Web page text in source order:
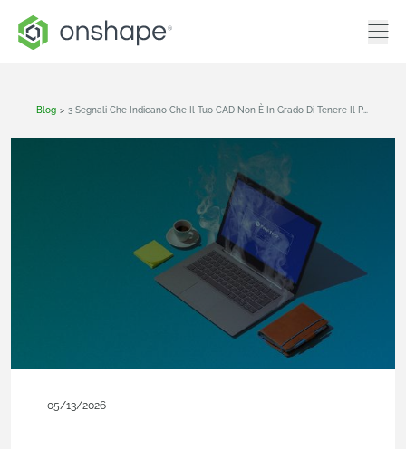
Blog >
05/13/2026